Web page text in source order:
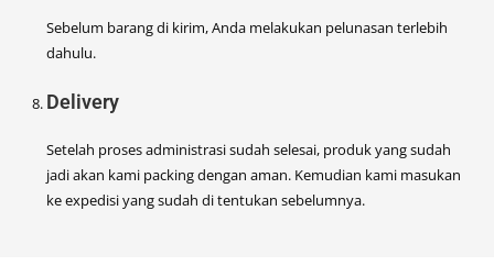
Sebelum barang di kirim, Anda melakukan pelunasan terlebih
dahulu.
Delivery
Setelah proses administrasi sudah selesai, produk yang sudah
jadi akan kami packing dengan aman. Kemudian kami masukan
ke expedisi yang sudah di tentukan sebelumnya.